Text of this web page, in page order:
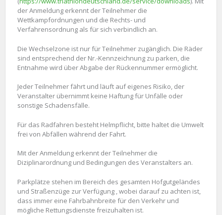
der Anmeldung erkennt der Teilnehmer die
Wettkampfordnungen und die Rechts- und
Verfahrensordnung als für sich verbindlich an.
Die Wechselzone ist nur für Teilnehmer zugänglich. Die Räder
sind entsprechend der Nr.-Kennzeichnung zu parken, die
Entnahme wird über Abgabe der Rückennummer ermöglicht.
Jeder Teilnehmer fährt und läuft auf eigenes Risiko, der
Veranstalter übernimmt keine Haftung für Unfälle oder
sonstige Schadensfälle.
Für das Radfahren besteht Helmpflicht, bitte haltet die Umwelt
frei von Abfällen während der Fahrt.
Mit der Anmeldung erkennt der Teilnehmer die
Diziplinarordnung und Bedingungen des Veranstalters an.
Parkplätze stehen im Bereich des gesamten Hofgutgeländes
und Straßenzüge zur Verfügung , wobei darauf zu achten ist,
dass immer eine Fahrbahnbreite für den Verkehr und
mögliche Rettungsdienste freizuhalten ist.